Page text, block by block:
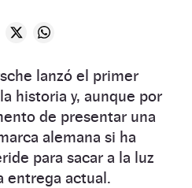
lanzó el primer
historia y, aunque por
de presentar una
alemana si ha
para sacar a la luz
entrega actual.